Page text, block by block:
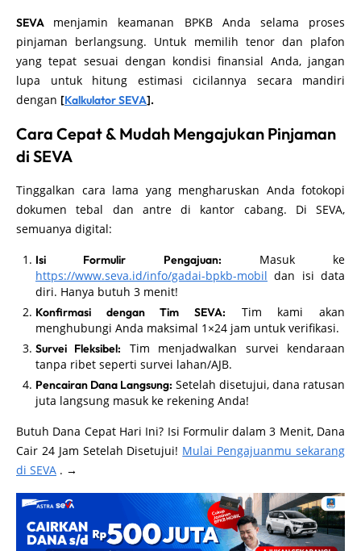
SEVA menjamin keamanan BPKB Anda selama proses
pinjaman berlangsung. Untuk memilih tenor dan plafon
yang tepat sesuai dengan kondisi finansial Anda, jangan
lupa untuk hitung estimasi cicilannya secara mandiri
dengan [Kalkulator SEVA].
Cara Cepat & Mudah Mengajukan Pinjaman
di SEVA
Tinggalkan cara lama yang mengharuskan Anda fotokopi
dokumen tebal dan antre di kantor cabang. Di SEVA,
semuanya digital:
Isi Formulir Pengajuan: Masuk ke
https://www.seva.id/info/gadai-bpkb-mobil dan isi data
diri. Hanya butuh 3 menit!
Konfirmasi dengan Tim SEVA: Tim kami akan
menghubungi Anda maksimal 1×24 jam untuk verifikasi.
Survei Fleksibel:
Tim menjadwalkan survei kendaraan
tanpa ribet seperti survei lahan/AJB.
Pencairan Dana Langsung: Setelah disetujui, dana ratusan
juta langsung masuk ke rekening Anda!
Butuh Dana Cepat Hari Ini? Isi Formulir dalam 3 Menit, Dana
Cair 24 Jam Setelah Disetujui! Mulai Pengajuanmu sekarang
di SEVA . →